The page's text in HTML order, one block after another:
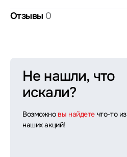
Отзывы 0
Не нашли, что
искали?
Возможно вы найдете что-то из
наших акций!